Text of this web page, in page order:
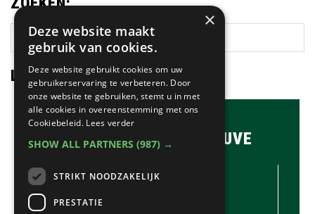
Zoek
op
deze
website
LAATSTE NIEUWS:
BRASSERIE & BAR MAUVE
CONTACTGEGEVENS //
×
Deze website maakt
gebruik van cookies.
Deze website gebruikt cookies om uw
gebruikerservaring te verbeteren. Door
onze website te gebruiken, stemt u in met
alle cookies in overeenstemming met ons
Cookiebeleid. Lees verder
SHOW ALL PARTNERS (987) →
STRIKT NOODZAKELIJK
PRESTATIE